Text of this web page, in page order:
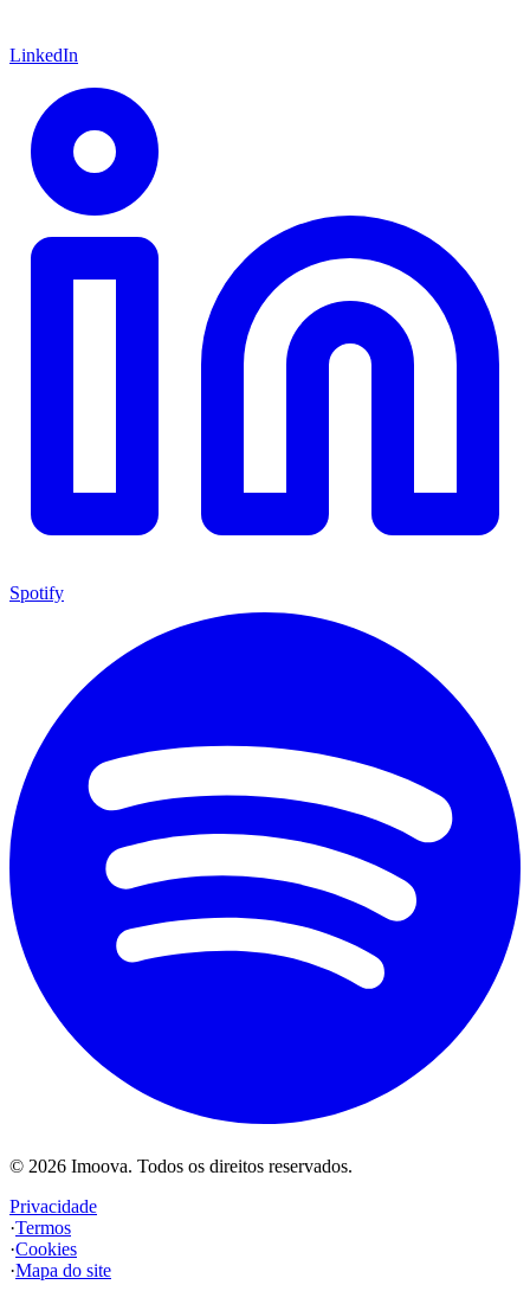
LinkedIn
Spotify
© 2026 Imoova. Todos os direitos reservados.
Privacidade
·Termos
·Cookies
·Mapa do site